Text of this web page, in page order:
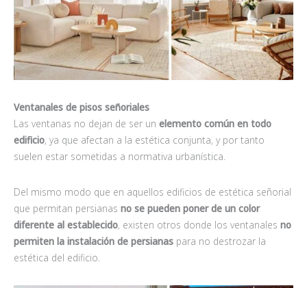
Ventanales de pisos señoriales
Las ventanas no dejan de ser un elemento común en todo
edificio, ya que afectan a la estética conjunta, y por tanto
suelen estar sometidas a normativa urbanística.
Del mismo modo que en aquellos edificios de estética señorial
que permitan persianas no se pueden poner de un color
diferente al establecido, existen otros donde los ventanales no
permiten la instalación de persianas para no destrozar la
estética del edificio.